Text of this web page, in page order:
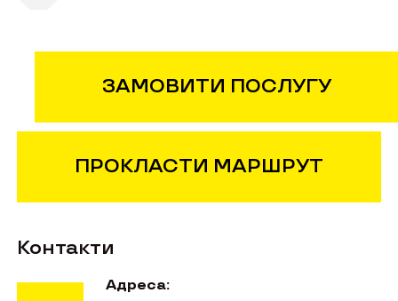
ЗАМОВИТИ ПОСЛУГУ
ПРОКЛАСТИ МАРШРУТ
Контакти
Адреса: